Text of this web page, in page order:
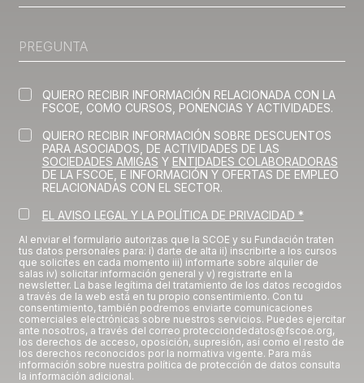
QUIERO RECIBIR INFORMACIÓN RELACIONADA CON LA
FSCOE, COMO CURSOS, PONENCIAS Y ACTIVIDADES.
QUIERO RECIBIR INFORMACIÓN SOBRE DESCUENTOS
PARA ASOCIADOS, DE ACTIVIDADES DE LAS
SOCIEDADES AMIGAS Y ENTIDADES COLABORADORAS
DE LA FSCOE, E INFORMACIÓN Y OFERTAS DE EMPLEO
RELACIONADAS CON EL SECTOR.
EL AVISO LEGAL Y LA POLÍTICA DE PRIVACIDAD *
Al enviar el formulario autorizas que la SCOE y su Fundación traten
tus datos personales para: i) darte de alta ii) inscribirte a los cursos
que solicites en cada momento iii) informarte sobre alquiler de
salas iv) solicitar información general y v) registrarte en la
newsletter. La base legítima del tratamiento de los datos recogidos
a través de la web está en tu propio consentimiento. Con tu
consentimiento, también podremos enviarte comunicaciones
comerciales electrónicas sobre nuestros servicios. Puedes ejercitar
ante nosotros, a través del correo protecciondedatos@fscoe.org,
los derechos de acceso, oposición, supresión, así como el resto de
los derechos reconocidos por la normativa vigente. Para más
información sobre nuestra política de protección de datos consulta
la información adicional.